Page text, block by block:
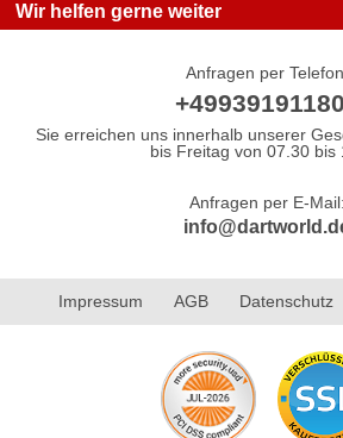
Wir helfen gerne weiter
Anfragen per
Sie erreichen uns innerhalb unserer
bis Freitag von 07.30 bis
Anfragen per E-Mail:
Impressum AGB Datenschutz